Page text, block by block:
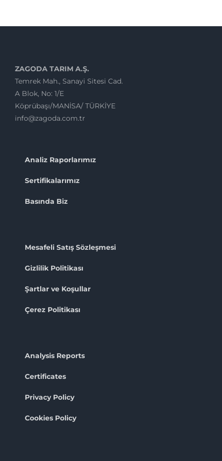
ZAGODA TARIM A.Ş.
Temrek Mah., Sanayi Sitesi Cad.
A Blok, No: 1/E
Köprübaşı/MANİSA/ TÜRKİYE
info@zagoda.com.tr
Analiz Raporlarımız
Sertifikalarımız
Basında Biz
Mesafeli Satış Sözleşmesi
Gizlilik Politikası
Şartlar ve Koşullar
Çerez Politikası
Analysis Reports
Certificates
Privacy Policy
Cookies Policy